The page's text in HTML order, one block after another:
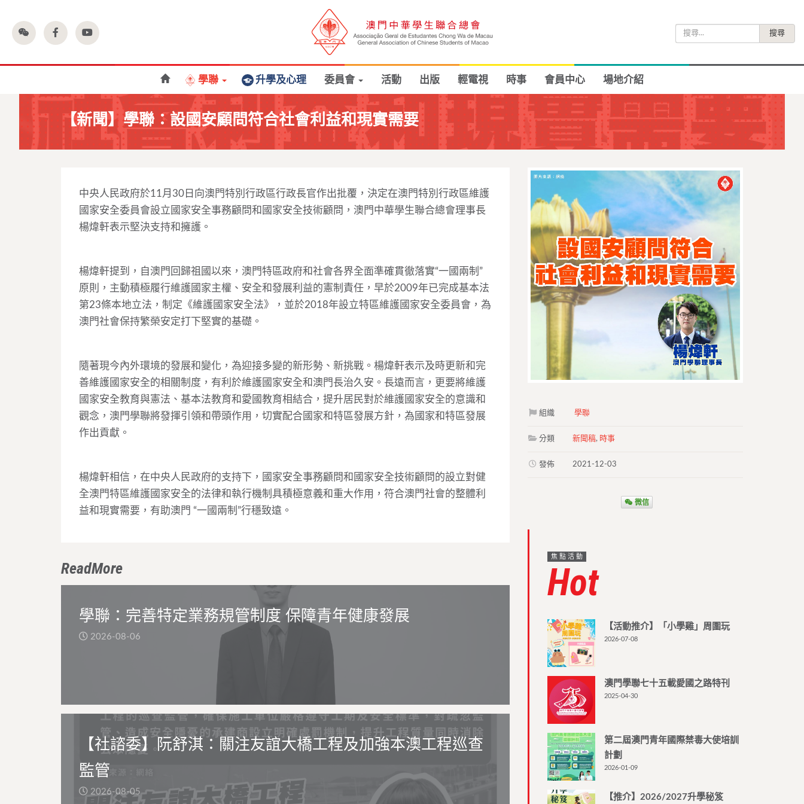
尋
學聯 升學及心理 委員會 活動 出版 輕電視 時事 會員中心 場地介紹
【新聞】學聯：設國安顧問符合社會利益和現實需要
中央人民政府於11月30日向澳門特別行政區行政長官作出批覆，決定在澳門特別行政區維護
國家安全委員會設立國家安全事務顧問和國家安全技術顧問，澳門中華學生聯合總會理事長
楊煒軒表示堅決支持和擁護。
楊煒軒提到，自澳門回歸祖國以來，澳門特區政府和社會各界全面準確貫徹落實“一國兩制”
原則，主動積極履行維護國家主權、安全和發展利益的憲制責任，早於2009年已完成基本法
第23條本地立法，制定《維護國家安全法》，並於2018年設立特區維護國家安全委員會，為
澳門社會保持繁榮安定打下堅實的基礎。
隨著現今內外環境的發展和變化，為迎接多變的新形勢、新挑戰。楊煒軒表示及時更新和完
善維護國家安全的相關制度，有利於維護國家安全和澳門長治久安。長遠而言，更要將維護
國家安全教育與憲法、基本法教育和愛國教育相結合，提升居民對於維護國家安全的意識和
觀念，澳門學聯將發揮引領和帶頭作用，切實配合國家和特區發展方針，為國家和特區發展
作出貢獻。
楊煒軒相信，在中央人民政府的支持下，國家安全事務顧問和國家安全技術顧問的設立對健
全澳門特區維護國家安全的法律和執行機制具積極意義和重大作用，符合澳門社會的整體利
益和現實需要，有助澳門 “一國兩制”行穩致遠。
ReadMore
學聯：完善特定業務規管制度 保障青年健康發展
2026-08-06
【社諮委】阮舒淇：關注友誼大橋工程及加強本澳工程巡查
監管
2026-08-05
組織 學聯
分類 新聞稿, 時事
發佈 2021-12-03
微信
焦點活動
Hot
【活動推介】「小學雞」周圍玩
2026-07-08
澳門學聯七十五載愛國之路特刊
2025-04-30
第二屆澳門青年國際禁毒大使培訓
計劃
2026-01-09
【推介】2026/2027升學秘笈